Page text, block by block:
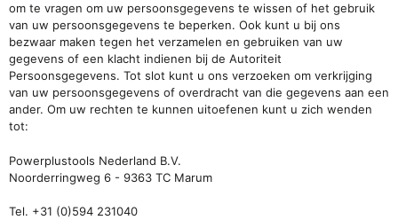
om te vragen om uw persoonsgegevens te wissen of het gebruik
van uw persoonsgegevens te beperken. Ook kunt u bij ons
bezwaar maken tegen het verzamelen en gebruiken van uw
gegevens of een klacht indienen bij de Autoriteit
Persoonsgegevens. Tot slot kunt u ons verzoeken om verkrijging
van uw persoonsgegevens of overdracht van die gegevens aan een
ander. Om uw rechten te kunnen uitoefenen kunt u zich wenden
tot:
Powerplustools Nederland B.V.
Noorderringweg 6 - 9363 TC Marum
Tel. +31 (0)594 231040